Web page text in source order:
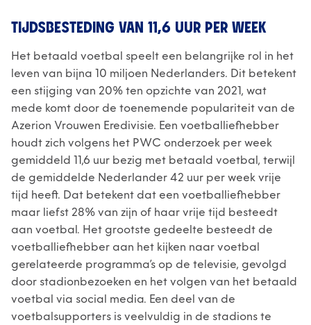
TIJDSBESTEDING VAN 11,6 UUR PER WEEK
Het betaald voetbal speelt een belangrijke rol in het
leven van bijna 10 miljoen Nederlanders. Dit betekent
een stijging van 20% ten opzichte van 2021, wat
mede komt door de toenemende populariteit van de
Azerion Vrouwen Eredivisie. Een voetballiefhebber
houdt zich volgens het PWC onderzoek per week
gemiddeld 11,6 uur bezig met betaald voetbal, terwijl
de gemiddelde Nederlander 42 uur per week vrije
tijd heeft. Dat betekent dat een voetballiefhebber
maar liefst 28% van zijn of haar vrije tijd besteedt
aan voetbal. Het grootste gedeelte besteedt de
voetballiefhebber aan het kijken naar voetbal
gerelateerde programma’s op de televisie, gevolgd
door stadionbezoeken en het volgen van het betaald
voetbal via social media. Een deel van de
voetbalsupporters is veelvuldig in de stadions te